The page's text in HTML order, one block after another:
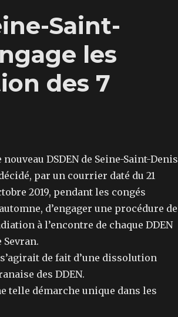
Saint-
les
des 7
nouveau DSDEN de Seine-Saint-Denis
par un courrier daté du 21
2019, pendant les congés
d’engager une procédure de
à l’encontre de chaque DDEN
Sevran.
de fait d’une dissolution
des DDEN.
telle démarche unique dans les